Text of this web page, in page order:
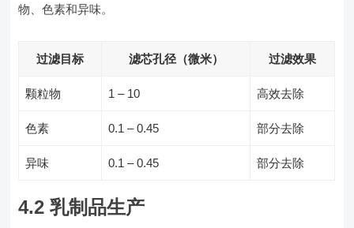
物、色素和异味。
过滤目标 滤芯孔径（微米） 过滤效果
颗粒物 1 – 10 高效去除
色素 0.1 – 0.45 部分去除
异味 0.1 – 0.45 部分去除
4.2 乳制品生产